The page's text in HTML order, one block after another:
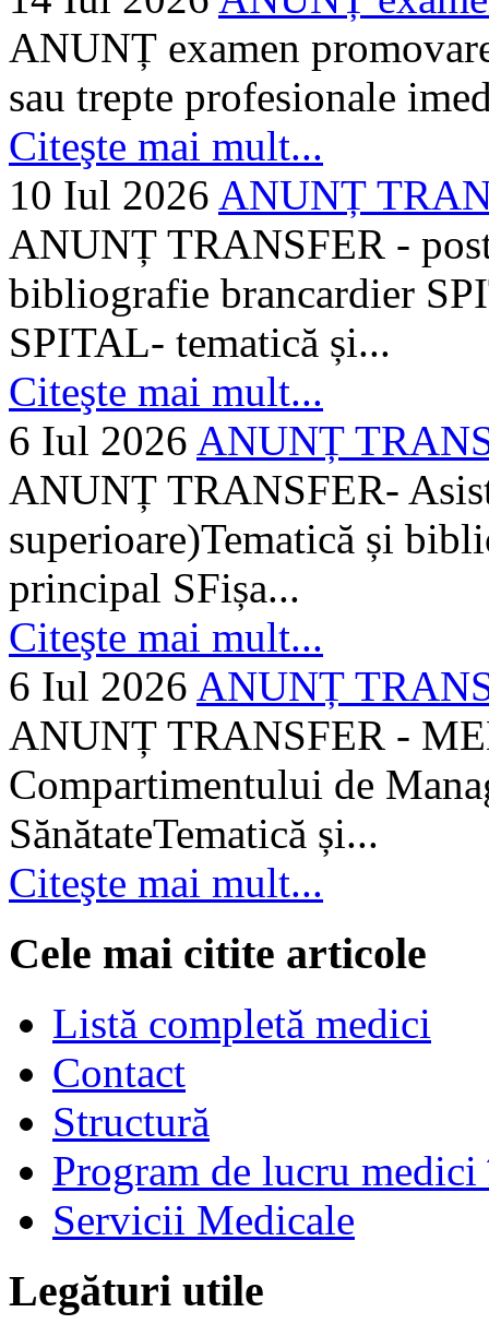
ANUNȚ examen
sau trepte profesionale
Citeşte mai mult...
10 Iul 2026 ANUNȚ
ANUNȚ TRANSFER -
bibliografie brancardier
SPITAL- tematică și...
Citeşte mai mult...
6 Iul 2026 ANUNȚ
ANUNȚ TRANSFER-
superioare)Tematică și
principal SFișa...
Citeşte mai mult...
6 Iul 2026 ANUNȚ
ANUNȚ TRANSFER -
Compartimentului de
SănătateTematică și...
Citeşte mai mult...
Cele mai citite articole
Listă completă medici
Contact
Structură
Program de lucru
Servicii Medicale
Legături utile